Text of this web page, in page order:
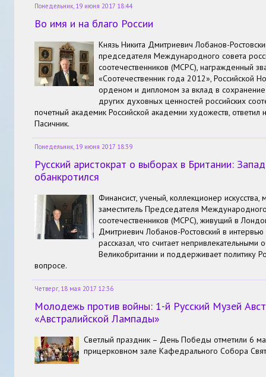
Понедельник, 19 июня 2017 18:44
Во имя и на благо России
Князь Никита Дмитриевич Лобанов-
председателя Международного совета
соотечественников (МСРС), награжденный
«Соотечественник года 2012», Российской
орденом и дипломом за вклад в сохранение
других духовных ценностей российских
почетный академик Российской академии художеств,
Пасичник.
Понедельник, 19 июня 2017 18:39
Русский аристократ о выборах в Британии:
обанкротился
Финансист, ученый, коллекционер искусства,
заместитель Председателя
соотечественников (МСРС), живущий в
Дмитриевич Лобанов-Ростовский в
рассказал, что считает непривлекательными
Великобритании и поддерживает политику
вопросе.
Четверг, 18 мая 2017 12:36
Молодежь против войны: 1-й Русский Музей
«Австралийской Лампады»
Светлый праздник – День Победы отметили 6
прицерковном зале Кафедрального Собора